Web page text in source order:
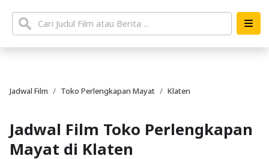
Jadwal Film Toko Perlengkapan Mayat Klaten
Jadwal Film Toko Perlengkapan
Mayat di Klaten